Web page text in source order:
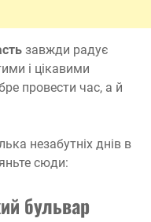
завжди радує
і цікавими
провести час, а й
незабутніх днів в
сюди:
бульвар